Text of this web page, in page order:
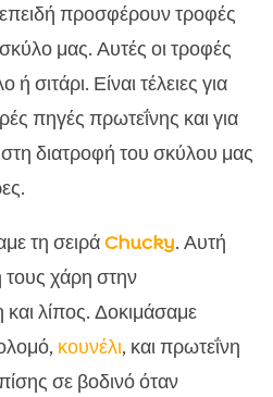
προσφέρουν τροφές
μας. Αυτές οι τροφές
σιτάρι. Είναι τέλειες για
πηγές πρωτεΐνης και για
διατροφή του σκύλου μας
τη σειράChucky. Αυτή
χάρη στην
λίπος. Δοκιμάσαμε
κουνέλι, και πρωτεΐνη
σε βοδινό όταν